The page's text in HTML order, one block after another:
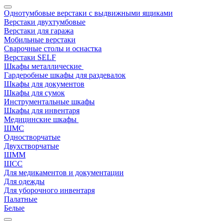
Однотумбовые верстаки с выдвижными ящиками
Верстаки двухтумбовые
Верстаки для гаража
Мобильные верстаки
Сварочные столы и оснастка
Верстаки SELF
Шкафы металлические
Гардеробные шкафы для раздевалок
Шкафы для документов
Шкафы для сумок
Инструментальные шкафы
Шкафы для инвентаря
Медицинские шкафы
ШМС
Одностворчатые
Двухстворчатые
ШММ
ШСС
Для медикаментов и документации
Для одежды
Для уборочного инвентаря
Палатные
Белые